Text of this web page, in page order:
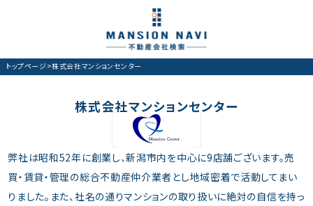
トップページ>株式会社マンションセンター
株式会社マンションセンター
弊社は昭和52年に創業し、新潟市内を中心に9店舗ございます。売
買・賃貸・管理の総合不動産仲介業者とし地域密着で活動してまい
りました。また、社名の通りマンションの取り扱いに絶対の自信を持っ